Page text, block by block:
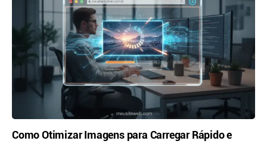
Como Otimizar Imagens para Carregar Rápido e